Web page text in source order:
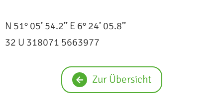
N 51° 05’ 54.2’’ E 6° 24’ 05.8’’
32 U 318071 5663977
Zur Übersicht